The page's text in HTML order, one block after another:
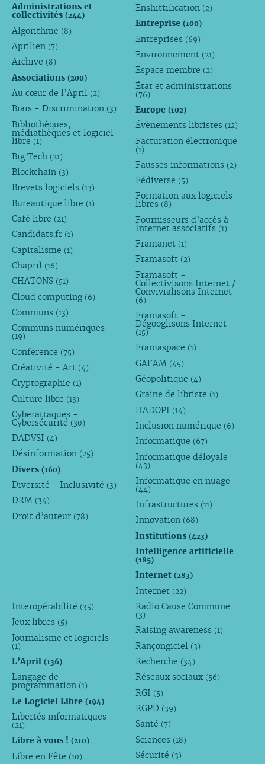
Administrations et
collectivités (244)
Algorithme (8)
Aprilien (7)
Archive (8)
Associations (200)
Au cœur de l’April (2)
Biais - Discrimination (3)
Bibliothèques,
médiathèques et logiciel
libre (1)
Big Tech (21)
Blockchain (3)
Brevets logiciels (13)
Bureautique libre (1)
Café libre (21)
Candidats.fr (1)
Capitalisme (1)
Chapril (16)
CHATONS (51)
Cloud computing (6)
Communs (13)
Communs numériques
(19)
Conference (75)
Créativité - Art (4)
Cryptographie (1)
Culture libre (13)
Cyberattaques -
Cybersécurité (30)
DADVSI (4)
Désinformation (25)
Divers (160)
Diversité - Inclusivité (3)
DRM (34)
Droit d’auteur (78)
Enshittification (2)
Entreprise(100)
Entreprises (69)
Environnement (21)
Espace membre (2)
État et administrations
(76)
Europe(102)
Évènements libristes (12)
Facturation électronique
(1)
Fausses informations (2)
Fédiverse (5)
Formation aux logiciels
libres (8)
Fournisseurs d’accès à
Internet associatifs (1)
Framanet (1)
Framasoft (2)
Framasoft -
Collectivisons Internet /
Convivialisons Internet
(6)
Framasoft -
Dégooglisons Internet
(15)
Framaspace (1)
GAFAM (45)
Géopolitique (4)
Graine de libriste (1)
HADOPI (14)
Inclusion numérique (6)
Informatique (67)
Informatique déloyale
(43)
Informatique en nuage
(44)
Infrastructures (11)
Innovation (68)
Institutions(423)
Intelligence artificielle
(185)
Internet(283)
Internet (22)
Interopérabilité (35)
Jeux libres (5)
Journalisme et logiciels
(1)
L’April (136)
Langage de
programmation (1)
Le Logiciel Libre (194)
Libertés informatiques
(21)
Libre à vous ! (210)
Libre en Fête (10)
Radio Cause Commune
(3)
Raising awareness (1)
Rançongiciel (3)
Recherche (34)
Réseaux sociaux (56)
RGI (5)
RGPD (39)
Santé (7)
Sciences (18)
Sécurité (3)